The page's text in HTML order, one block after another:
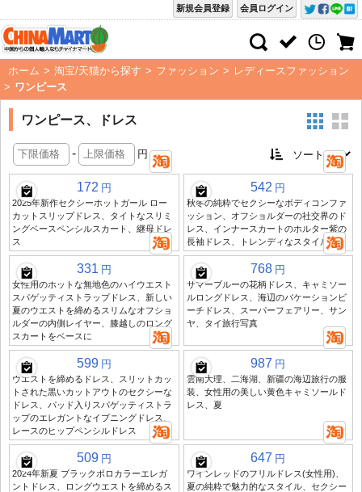
会員ログイン
新規会員登録
ホーム > 淘宝/天猫から探す > ファッション > レディースファッション
> ワンピース
ワンピース、ドレス
- 円
172 円
2025年新作セクシーホットガール ロー
カットスリップドレス、タイトなスリミ
ングベースペンシルスカート、継母ドレ
ス
542 円
秋冬の純粋でセクシーなボディコンファ
ッション、オフショルダーの社交界のド
レス、インナースカートのホルター紫の
長袖ドレス、トレンディなスタイル
331 円
女性用のホットな無地色のハイウエスト
スパゲッティストラップドレス、新しい
夏のウエストを締めるスリムなオフショ
ルダーの内側レイヤー、膝越しのロング
スカートをベースに
768 円
サマーブルーの花柄ドレス、キャミソー
ルロングドレス、海辺のバケーションビ
ーチドレス、スーパーフェアリー、サン
ヤ、タイ旅行写真
599 円
ウエストを締めるドレス、スリットカッ
トされた黒いカットアウトのセクシーな
ドレス、パッド入りスパゲッティストラ
ップのエレガントなイブニングドレス、
レースのヒップペンシルドレス
987 円
雲南大理、二海湖、新疆の海辺旅行の服
装、女性用の美しい黄色キャミソールド
レス、夏
509 円
2024年新夏 ブラックポロカラーエレガ
ントドレス、ロングウエストを締めるス
647 円
ワインレッドのフリルドレス(女性用)、
夏の純粋で魅力的なスタイル、セクシー